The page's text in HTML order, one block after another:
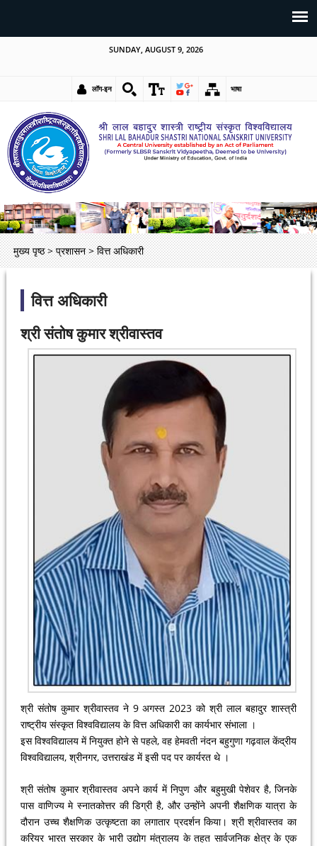
SUNDAY, AUGUST 9, 2026
लॉग-इन भाषा
मुख्य पृष्ठ > प्रशासन > वित्त अधिकारी
वित्त अधिकारी
श्री संतोष कुमार श्रीवास्तव
श्री संतोष कुमार श्रीवास्तव ने 9 अगस्त 2023 को श्री लाल बहादुर शास्त्री
राष्ट्रीय संस्कृत विश्वविद्यालय के वित्त अधिकारी का कार्यभार संभाला ।
इस विश्वविद्यालय में नियुक्त होने से पहले, वह हेमवती नंदन बहुगुणा गढ़वाल केंद्रीय
विश्वविद्यालय, श्रीनगर, उत्तराखंड में इसी पद पर कार्यरत थे ।
श्री संतोष कुमार श्रीवास्तव अपने कार्य में निपुण और बहुमुखी पेशेवर है, जिनके
पास वाणिज्य मे स्नातकोत्तर की डिग्री है, और उन्होंने अपनी शैक्षणिक यात्रा के
दौरान उच्च शैक्षणिक उत्कृष्टता का लगातार प्रदर्शन किया। श्री श्रीवास्तव का
करियर भारत सरकार के भारी उद्योग मंत्रालय के तहत सार्वजनिक क्षेत्र के एक